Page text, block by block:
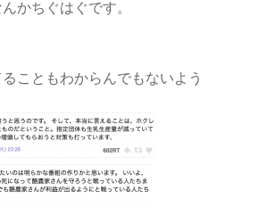
かちぐはぐです。
こともわからんでもないよう